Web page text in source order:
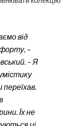
від
–
– Я
переїхав.
Їх не
ці